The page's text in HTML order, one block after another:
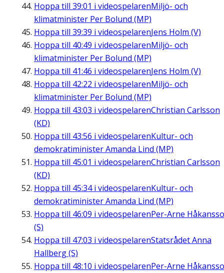
Hoppa till 39:01 i videospelarenMiljö- och
klimatminister Per Bolund (MP)
Hoppa till 39:39 i videospelarenJens Holm (V)
Hoppa till 40:49 i videospelarenMiljö- och
klimatminister Per Bolund (MP)
Hoppa till 41:46 i videospelarenJens Holm (V)
Hoppa till 42:22 i videospelarenMiljö- och
klimatminister Per Bolund (MP)
Hoppa till 43:03 i videospelarenChristian Carlsson
(KD)
Hoppa till 43:56 i videospelarenKultur- och
demokratiminister Amanda Lind (MP)
Hoppa till 45:01 i videospelarenChristian Carlsson
(KD)
Hoppa till 45:34i videospelarenKultur- och
demokratiminister Amanda Lind (MP)
Hoppa till 46:09 i videospelarenPer-Arne
(S)
Hoppa till 47:03 i videospelarenStatsrådet Anna
Hallberg (S)
Hoppa till 48:10 i videospelarenPer-Arne